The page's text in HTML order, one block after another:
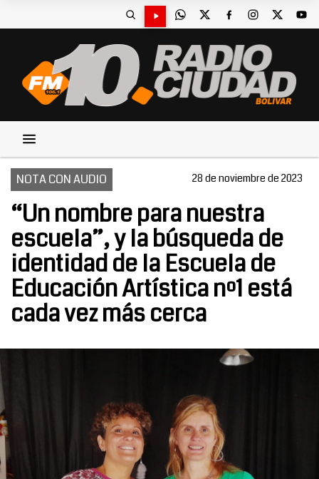
NOTA CON AUDIO 28 de noviembre de 2023
“Un nombre para nuestra
escuela”, y la búsqueda de
identidad de la Escuela de
Educación Artística nº1 está
cada vez más cerca